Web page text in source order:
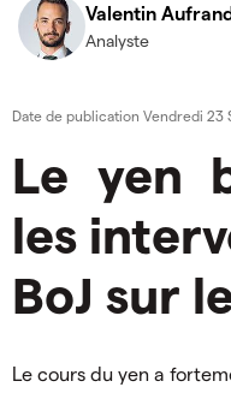
Valentin
Analyste
Date de publication Vendredi 23
Le yen
les
BoJ sur
Le cours du yen a